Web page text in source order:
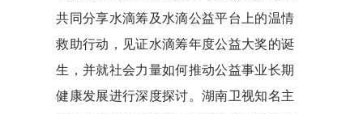
共同分享水滴筹及水滴公益平台上的温情
救助行动，见证水滴筹年度公益大奖的诞
生，并就社会力量如何推动公益事业长期
健康发展进行深度探讨。湖南卫视知名主